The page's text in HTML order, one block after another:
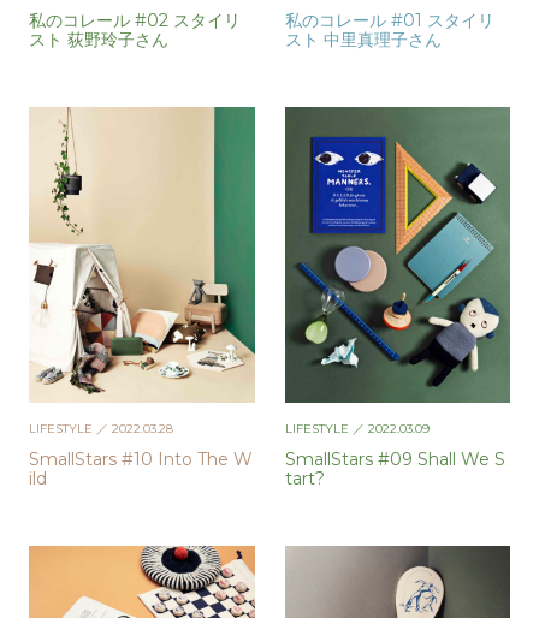
私のコレール #02 スタイリ
スト 荻野玲子さん
私のコレール #01 スタイリ
スト 中里真理子さん
LIFESTYLE ／ 2022.03.28
SmallStars #10 Into The W
ild
LIFESTYLE ／ 2022.03.09
SmallStars #09 Shall We S
tart?